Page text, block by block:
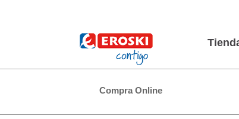
Compra Online